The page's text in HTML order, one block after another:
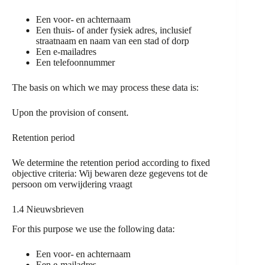
Een voor- en achternaam
Een thuis- of ander fysiek adres, inclusief
straatnaam en naam van een stad of dorp
Een e-mailadres
Een telefoonnummer
The basis on which we may process these data is:
Upon the provision of consent.
Retention period
We determine the retention period according to fixed
objective criteria: Wij bewaren deze gegevens tot de
persoon om verwijdering vraagt
1.4 Nieuwsbrieven
For this purpose we use the following data:
Een voor- en achternaam